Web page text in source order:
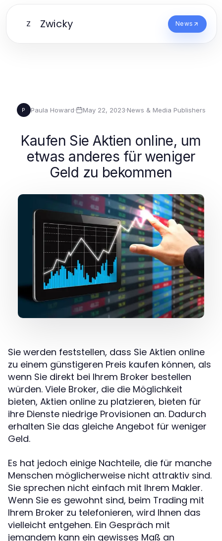
Z Zwicky News
P Paula Howard· May 22, 2023·News & Media Publishers
Kaufen Sie Aktien online, um
etwas anderes für weniger
Geld zu bekommen
Sie werden feststellen, dass Sie Aktien online
zu einem günstigeren Preis kaufen können, als
wenn Sie direkt bei Ihrem Broker bestellen
würden. Viele Broker, die die Möglichkeit
bieten, Aktien online zu platzieren, bieten für
ihre Dienste niedrige Provisionen an. Dadurch
erhalten Sie das gleiche Angebot für weniger
Geld.
Es hat jedoch einige Nachteile, die für manche
Menschen möglicherweise nicht attraktiv sind.
Sie sprechen nicht einfach mit Ihrem Makler.
Wenn Sie es gewohnt sind, beim Trading mit
Ihrem Broker zu telefonieren, wird Ihnen das
vielleicht entgehen. Ein Gespräch mit
jemandem kann ein gewisses Maß an